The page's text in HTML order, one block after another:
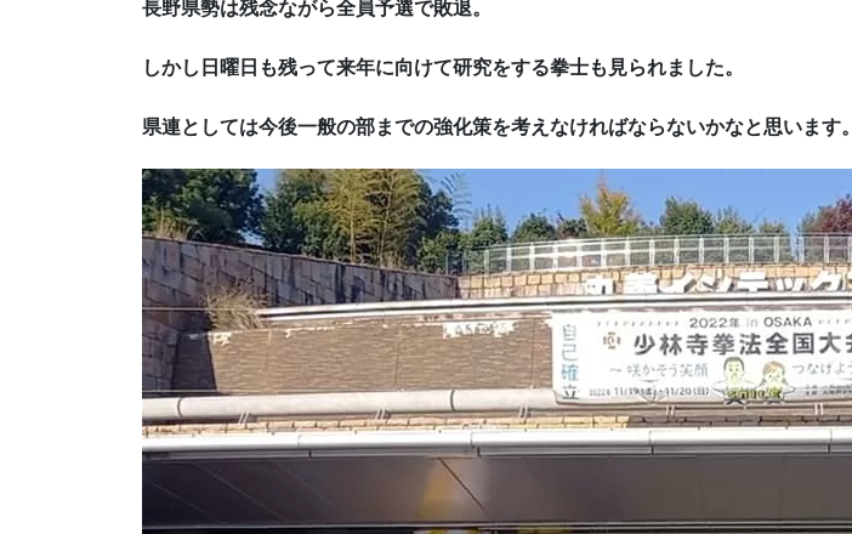
長野県勢は残念ながら全員予選で敗退。
しかし日曜日も残って来年に向けて研究をする拳士も見られました。
県連としては今後一般の部までの強化策を考えなければならないかなと思います。